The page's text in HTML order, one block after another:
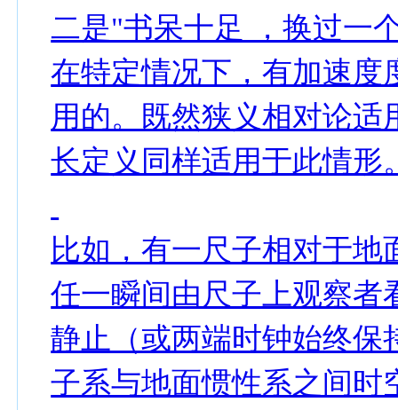
二是"书呆十足 ，换过一
在特定情况下，有加速度
用的。既然狭义相对论
长定义同样适用于此情形
比如，有一尺子相对于
任一瞬间由尺子上观察者
静止（或两端时钟始终保
子系与地面惯性系之间时